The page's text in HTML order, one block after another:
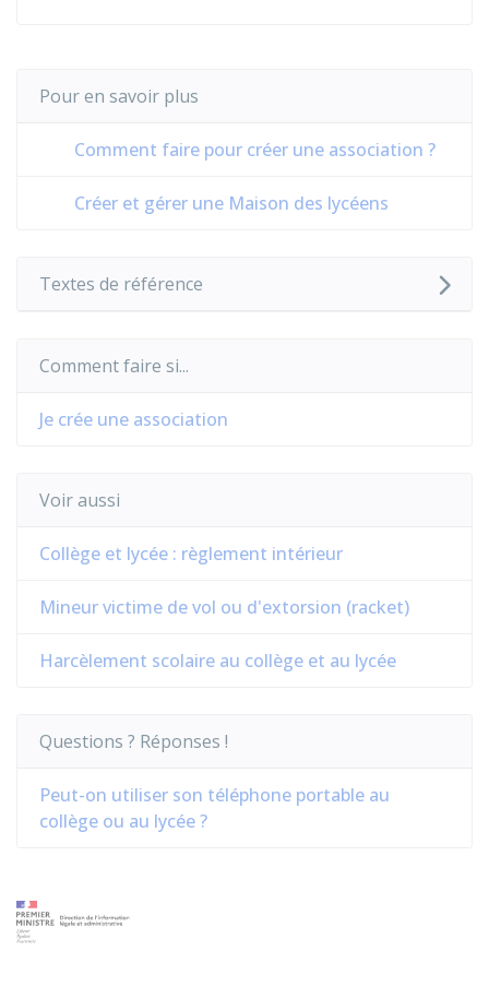
Pour en savoir plus
Comment faire pour créer une association ?
Créer et gérer une Maison des lycéens
Textes de référence
Comment faire si...
Je crée une association
Voir aussi
Collège et lycée : règlement intérieur
Mineur victime de vol ou d'extorsion (racket)
Harcèlement scolaire au collège et au lycée
Questions ? Réponses !
Peut-on utiliser son téléphone portable au
collège ou au lycée ?